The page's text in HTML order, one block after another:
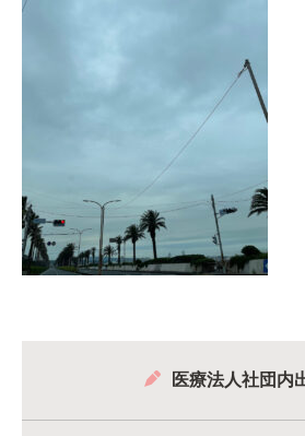
医療法人社団内